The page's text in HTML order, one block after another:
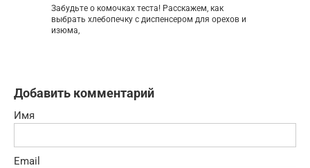
Забудьте о комочках теста! Расскажем, как
выбрать хлебопечку с диспенсером для орехов и
изюма,
Добавить комментарий
Имя
Email